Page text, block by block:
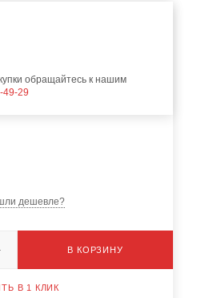
обращайтесь к нашим
49-29
дешевле?
В КОРЗИНУ
В 1 КЛИК